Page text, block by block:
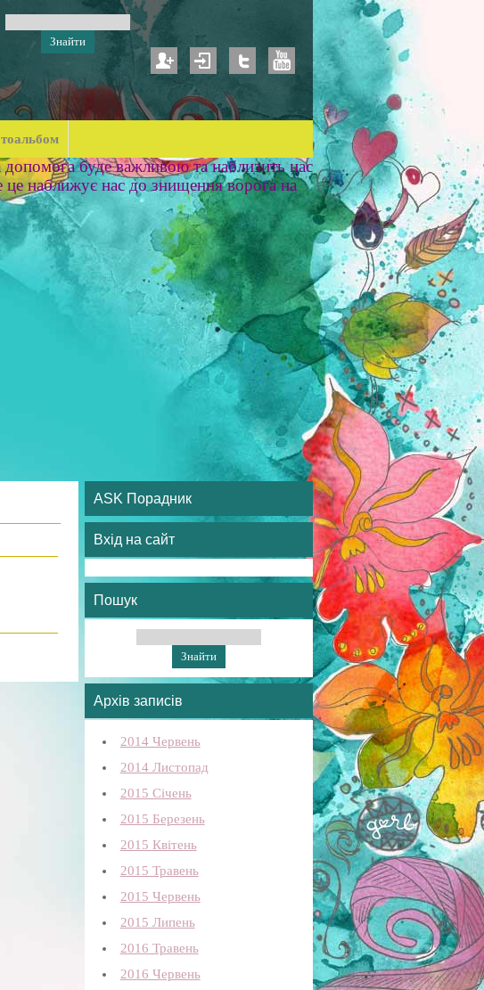
буде важливою та наблизить нас
це наближує нас до знищення ворога на
ASK Порадник
Вхід на сайт
Пошук
Архів записів
2014 Червень
2014 Листопад
2015 Січень
2015 Березень
2015 Квітень
2015 Травень
2015 Червень
2015 Липень
2016 Травень
2016 Червень